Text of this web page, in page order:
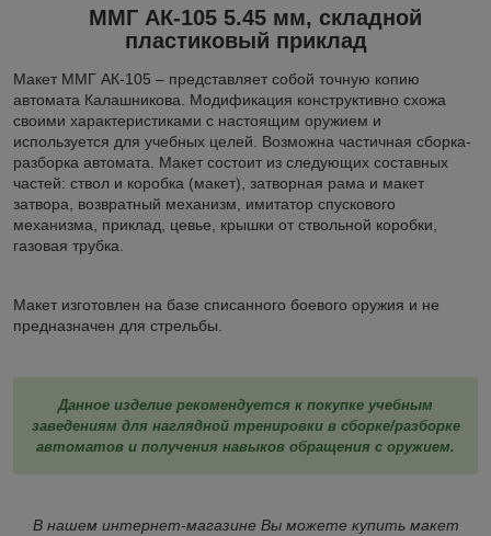
ММГ АК-105 5.45 мм, складной
пластиковый приклад
Макет ММГ АК-105 – представляет собой точную копию
автомата Калашникова. Модификация конструктивно схожа
своими характеристиками с настоящим оружием и
используется для учебных целей. Возможна частичная сборка-
разборка автомата. Макет состоит из следующих составных
частей: ствол и коробка (макет), затворная рама и макет
затвора, возвратный механизм, имитатор спускового
механизма, приклад, цевье, крышки от ствольной коробки,
газовая трубка.
Макет изготовлен на базе списанного боевого оружия и не
предназначен для стрельбы.
Данное изделие рекомендуется к покупке учебным
заведениям для наглядной тренировки в сборке/разборке
автоматов и получения навыков обращения с оружием.
В нашем интернет-магазине Вы можете купить макет